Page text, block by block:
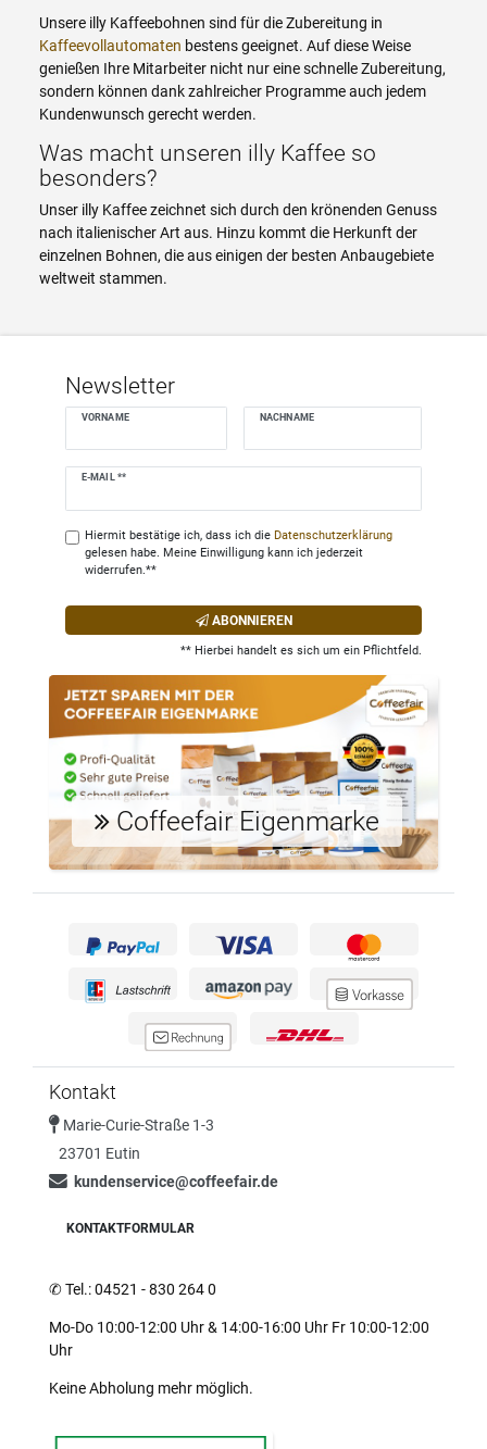
Unsere illy Kaffeebohnen sind für die Zubereitung in
Kaffeevollautomaten bestens geeignet. Auf diese Weise
genießen Ihre Mitarbeiter nicht nur eine schnelle Zubereitung,
sondern können dank zahlreicher Programme auch jedem
Kundenwunsch gerecht werden.
Was macht unseren illy Kaffee so
besonders?
Unser illy Kaffee zeichnet sich durch den krönenden Genuss
nach italienischer Art aus. Hinzu kommt die Herkunft der
einzelnen Bohnen, die aus einigen der besten Anbaugebiete
weltweit stammen.
Newsletter
VORNAME NACHNAME
E-MAIL **
Newsletter
Hiermit bestätige ich, dass ich die Daten­schutz­erklärung
gelesen habe. Meine Einwilligung kann ich jederzeit
widerrufen.**
ABONNIEREN
** Hierbei handelt es sich um ein Pflichtfeld.
Coffeefair Eigenmarke
Kontakt
Marie-Curie-Straße 1-3
23701 Eutin
kundenservice@coffeefair.de
KONTAKTFORMULAR
✆Tel.: 04521 - 830 264 0
Mo-Do 10:00-12:00 Uhr & 14:00-16:00 Uhr Fr 10:00-12:00
Uhr
Keine Abholung mehr möglich.